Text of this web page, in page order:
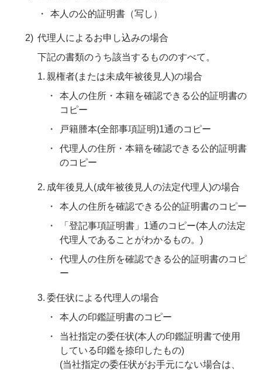
本人の公的証明書（写し）
代理人によるお申し込みの場合
下記の書類のうち該当するもののすべて。
親権者(または未成年被後見人)の場合
本人の住所・本籍を確認できる公的証明書の
コピー
戸籍謄本(全部事項証明)1通のコピー
代理人の住所・本籍を確認できる公的証明書
のコピー
成年後見人(成年被後見人の法定代理人)の場合
本人の住所を確認できる公的証明書のコピー
「登記事項証明書」1通のコピー(本人の法定
代理人であることがわかるもの。)
代理人の住所を確認できる公的証明書のコピ
ー
委任状による代理人の場合
本人の印鑑証明書のコピー
当社指定の委任状(本人の印鑑証明書で使用
している印鑑を捺印したもの)
(当社指定の委任状がお手元にない場合は、